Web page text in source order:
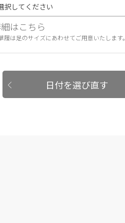
はこちら
履は足のサイズにあわせてご用意いたします。
日付を選び直す